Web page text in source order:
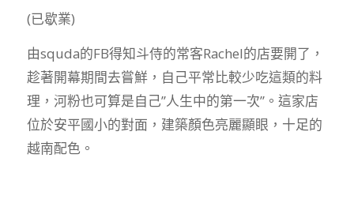
(已歇業)
由squda的FB得知斗侍的常客Rachel的店要開了，
趁著開幕期間去嘗鮮，自己平常比較少吃這類的料
理，河粉也可算是自己”人生中的第一次”。這家店
位於安平國小的對面，建築顏色亮麗顯眼，十足的
越南配色。